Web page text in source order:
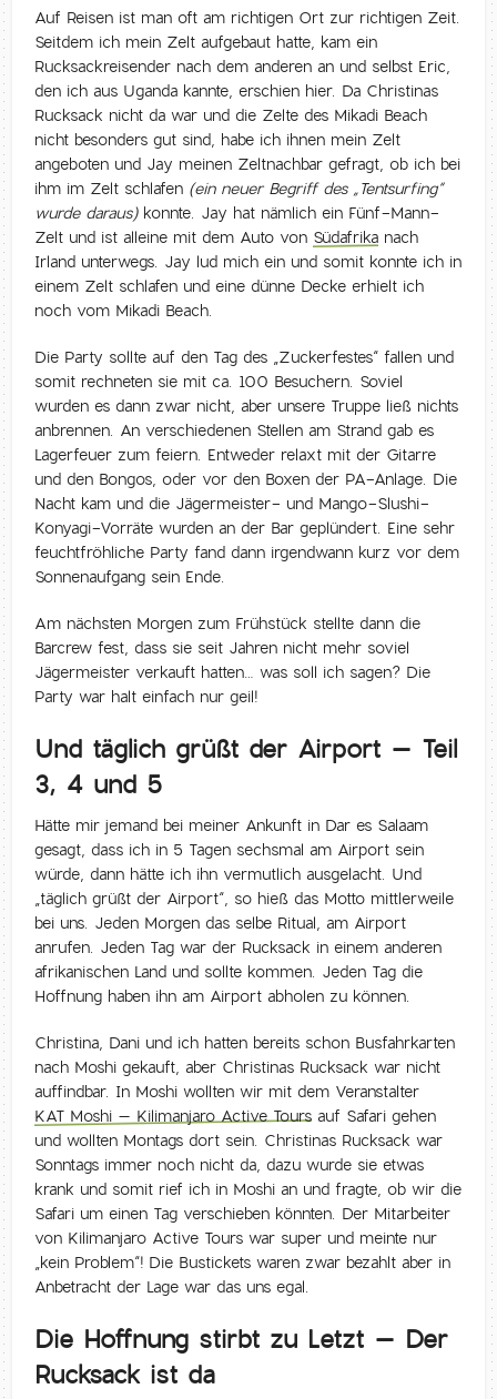
Auf Reisen ist man oft am richtigen Ort zur richtigen Zeit.
Seitdem ich mein Zelt aufgebaut hatte, kam ein
Rucksackreisender nach dem anderen an und selbst Eric,
den ich aus Uganda kannte, erschien hier. Da Christinas
Rucksack nicht da war und die Zelte des Mikadi Beach
nicht besonders gut sind, habe ich ihnen mein Zelt
angeboten und Jay meinen Zeltnachbar gefragt, ob ich bei
ihm im Zelt schlafen (ein neuer Begriff des „Tentsurfing“
wurde daraus)konnte. Jay hat nämlich ein Fünf-Mann-
Zelt und ist alleine mit dem Auto von Südafrika nach
Irland unterwegs. Jay lud mich ein und somit konnte ich in
einem Zelt schlafen und eine dünne Decke erhielt ich
noch vom Mikadi Beach.
Die Party sollte auf den Tag des „Zuckerfestes“ fallen und
somit rechneten sie mit ca. 100 Besuchern. Soviel
wurden es dann zwar nicht, aber unsere Truppe ließ nichts
anbrennen. An verschiedenen Stellen am Strand gab es
Lagerfeuer zum feiern. Entweder relaxt mit der Gitarre
und den Bongos, oder vor den Boxen der PA-Anlage. Die
Nacht kam und die Jägermeister- und Mango-Slushi-
Konyagi-Vorräte wurden an der Bar geplündert. Eine sehr
feuchtfröhliche Party fand dann irgendwann kurz vor dem
Sonnenaufgang sein Ende.
Am nächsten Morgen zum Frühstück stellte dann die
Barcrew fest, dass sie seit Jahren nicht mehr soviel
Jägermeister verkauft hatten… was soll ich sagen? Die
Party war halt einfach nur geil!
Und täglich grüßt der Airport – Teil
3, 4 und 5
Hätte mir jemand bei meiner Ankunft in Dar es Salaam
gesagt, dass ich in 5 Tagen sechsmal am Airport sein
würde, dann hätte ich ihn vermutlich ausgelacht. Und
„täglich grüßt der Airport“, so hieß das Motto mittlerweile
bei uns. Jeden Morgen das selbe Ritual, am Airport
anrufen. Jeden Tag war der Rucksack in einem anderen
afrikanischen Land und sollte kommen. Jeden Tag die
Hoffnung haben ihn am Airport abholen zu können.
Christina, Dani und ich hatten bereits schon Busfahrkarten
nach Moshi gekauft, aber Christinas Rucksack war nicht
auffindbar. In Moshi wollten wir mit dem Veranstalter
KAT Moshi – Kilimanjaro Active Tours auf Safari gehen
und wollten Montags dort sein. Christinas Rucksack war
Sonntags immer noch nicht da, dazu wurde sie etwas
krank und somit rief ich in Moshi an und fragte, ob wir die
Safari um einen Tag verschieben könnten. Der Mitarbeiter
von Kilimanjaro Active Tours war super und meinte nur
„kein Problem“! Die Bustickets waren zwar bezahlt aber in
Anbetracht der Lage war das uns egal.
Die Hoffnung stirbt zu Letzt – Der
Rucksack ist da